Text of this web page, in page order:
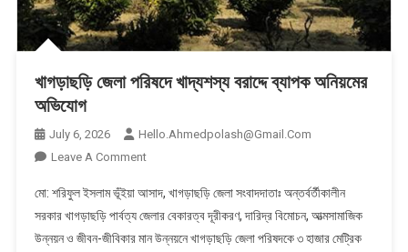
খাগড়াছড়ি জেলা পরিষদে খাদ্যশস্য বরাদ্দে ব্যাপক অনিয়মের
অভিযোগ
July 6, 2026
Hello.ahmedpolash@gmail.com
Leave A CommentOn
জেলা
পরিষদে
খাদ্যশস্য
মো: শরিফুল ইসলাম ভূঁইয়া আসাদ, খাগড়াছড়ি জেলা সংবাদদাতাঃ অন্তর্বর্তীকালীন
সরকার খাগড়াছড়ি পার্বত্য জেলার বেকারত্ব দূরীকরণ, দারিদ্র বিমোচন, আত্মসামাজিক
উন্নয়ন ও জীবন-জীবিকার মান উন্নয়নে খাগড়াছড়ি জেলা পরিষদকে ৩ হাজার মেট্রিক